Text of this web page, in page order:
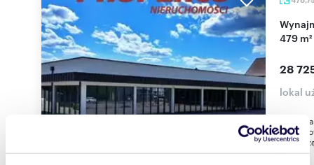
Wynajmę przestronny lokal handlowo-usługowy
479
28
lokal
Do